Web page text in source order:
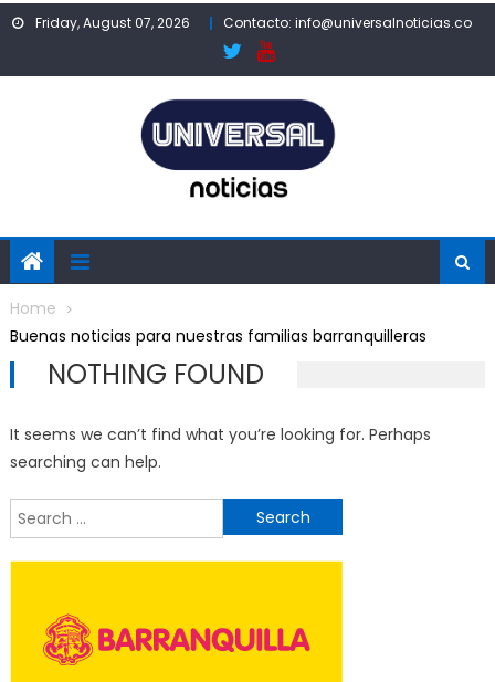
Skip
Friday, August 07, 2026 Contacto: info@universalnoticias.co
Home
Buenas noticias para nuestras familias barranquilleras
NOTHING FOUND
It seems we can’t find what you’re looking for. Perhaps
searching can help.
for: